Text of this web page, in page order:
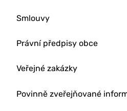
Smlouvy
Právní předpisy obce
Veřejné zakázky
Povinně zveřejňované